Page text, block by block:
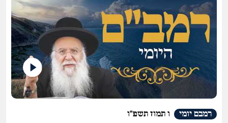
ו תמוז תשפ"ו רמבם יומי